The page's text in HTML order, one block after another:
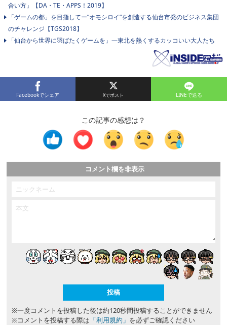
合い方」【DA・TE・APPS！2019】
「ゲームの都」を目指してー”オモシロイ”を創造する仙台市発のビジネス集団
のチャレンジ【TGS2018】
「仙台から世界に羽ばたくゲームを」―東北を熱くするカッコいい大人たち
Facebookでシェア LINEで送る
この記事の感想は？
コメント欄を非表示
※一度コメントを投稿した後は約120秒間投稿することができません
※コメントを投稿する際は 「利用規約」 を必ずご確認ください